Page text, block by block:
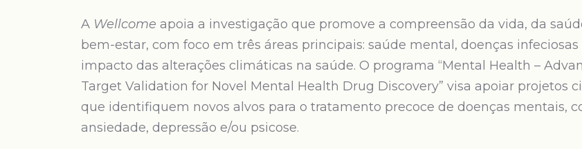
A Wellcome apoia a investigação que promove a compreensão da vida, da
bem-estar, com foco em três áreas principais: saúde mental, doenças infeciosas
impacto das alterações climáticas na saúde. O programa “Mental Health –
Target Validation for Novel Mental Health Drug Discovery” visa apoiar projetos
que identifiquem novos alvos para o tratamento precoce de doenças mentais,
ansiedade, depressão e/ou psicose.